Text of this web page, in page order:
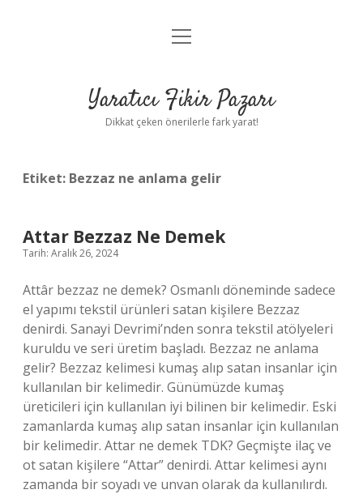
Anasayfa
Yasal Uyarı
menüyü
Yaratıcı Fikir Pazarı
Dikkat çeken önerilerle fark yarat!
Etiket: Bezzaz ne anlama gelir
Attar Bezzaz Ne Demek
Tarih: Aralık 26, 2024
Attâr bezzaz ne demek? Osmanlı döneminde sadece
el yapımı tekstil ürünleri satan kişilere Bezzaz
denirdi. Sanayi Devrimi’nden sonra tekstil atölyeleri
kuruldu ve seri üretim başladı. Bezzaz ne anlama
gelir? Bezzaz kelimesi kumaş alıp satan insanlar için
kullanılan bir kelimedir. Günümüzde kumaş
üreticileri için kullanılan iyi bilinen bir kelimedir. Eski
zamanlarda kumaş alıp satan insanlar için kullanılan
bir kelimedir. Attar ne demek TDK? Geçmişte ilaç ve
ot satan kişilere “Attar” denirdi. Attar kelimesi aynı
zamanda bir soyadı ve unvan olarak da kullanılırdı.